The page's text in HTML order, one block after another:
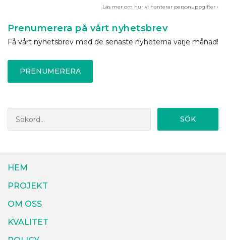
Läs mer om hur vi hanterar personuppgifter ›
Prenumerera på vårt nyhetsbrev
Få vårt nyhetsbrev med de senaste nyheterna varje månad!
PRENUMERERA
SÖK
HEM
PROJEKT
OM OSS
KVALITET